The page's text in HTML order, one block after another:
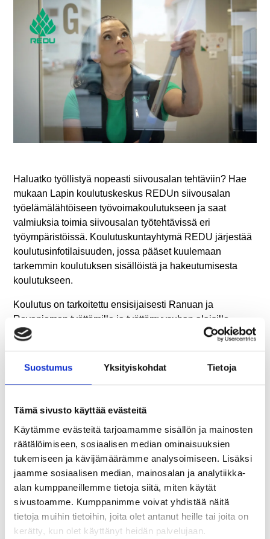
Suostumus Yksityiskohdat Tietoja
Tämä sivusto käyttää evästeitä
Käytämme evästeitä tarjoamamme sisällön ja mainosten
räätälöimiseen, sosiaalisen median ominaisuuksien
tukemiseen ja kävijämäärämme analysoimiseen. Lisäksi
jaamme sosiaalisen median, mainosalan ja analytiikka-
alan kumppaneillemme tietoja siitä, miten käytät
sivustoamme. Kumppanimme voivat yhdistää näitä
tietoja muihin tietoihin, joita olet antanut heille tai joita on
kerätty, kun olet käyttänyt heidän palvelujaan.
Haluatko työllistyä nopeasti siivousalan tehtäviin? Hae
mukaan Lapin koulutuskeskus REDUn siivousalan
työelämälähtöiseen työvoimakoulutukseen ja saat
valmiuksia toimia siivousalan työtehtävissä eri
työympäristöissä. Koulutuskuntayhtymä REDU järjestää
koulutusinfotilaisuuden, jossa pääset kuulemaan
tarkemmin koulutuksen sisällöistä ja hakeutumisesta
koulutukseen.
Koulutus on tarkoitettu ensisijaisesti Ranuan ja
Rovaniemen työttömille ja työttömyysuhan alaisille
työnhakijoille.
LISÄTIETOJA
Opettaja Sari Ristimella, puh 040 538 2964,
sari.ristimella@redu.fi
Opettaja Krista Ketonen, puh 040 584 2414,
krista.ketonen@redu.fi